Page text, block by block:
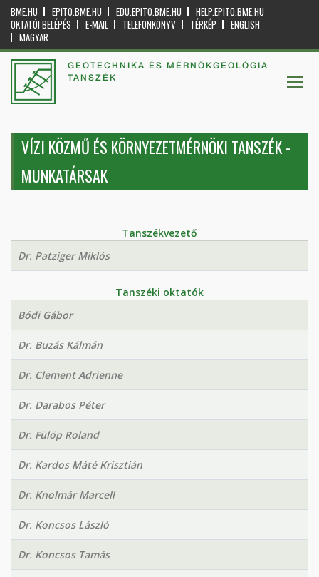
BME.HU EPITO.BME.HU EDU.EPITO.BME.HU
HELP.EPITO.BME.HU
OKTATÓI BELÉPÉS
E-MAIL TELEFONKÖNYV TÉRKÉP
ENGLISH
MAGYAR
GEOTECHNIKA ÉS MÉRNÖKGEOLÓGIA
TANSZÉK
VÍZI KÖZMŰ ÉS KÖRNYEZETMÉRNÖKI TANSZÉK -
MUNKATÁRSAK
Tanszékvezető
Dr. Patziger Miklós
Tanszéki oktatók
Bódi Gábor
Dr. Buzás Kálmán
Dr. Clement Adrienne
Dr. Darabos Péter
Dr. Fülöp Roland
Dr. Kardos Máté Krisztián
Dr. Knolmár Marcell
Dr. Koncsos László
Dr. Koncsos Tamás